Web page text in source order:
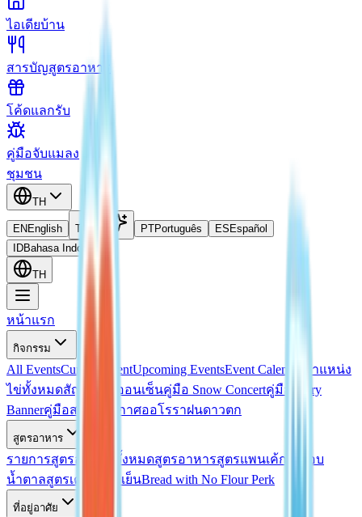
ไอเดียบ้าน
สารบัญสูตรอาหาร
โค้ดแลกรับ
คู่มือจับแมลง
ชุมชน
TH
EN English TH PTPortuguês ES Español
IDBahasa Indonesia
TH
หน้าแรก
กิจกรรม
All EventsCurrent EventUpcoming EventsEvent Calendar
ตำแหน่ง
ไข่ทั้งหมดสัญญาไข่ออนเซ็นคู่มือ Snow Concertคู่มือ Fairy
Bannerคู่มือสภาพอากาศออโรราฝนดาวตก
สูตรอาหาร
รายการสูตรอาหารทั้งหมดสูตรอาหารสูตรแพนเค้กเคลือบ
น้ำตาลสูตรเครื่องดื่มเย็นBread with No Flour Perk
ที่อยู่อาศัย